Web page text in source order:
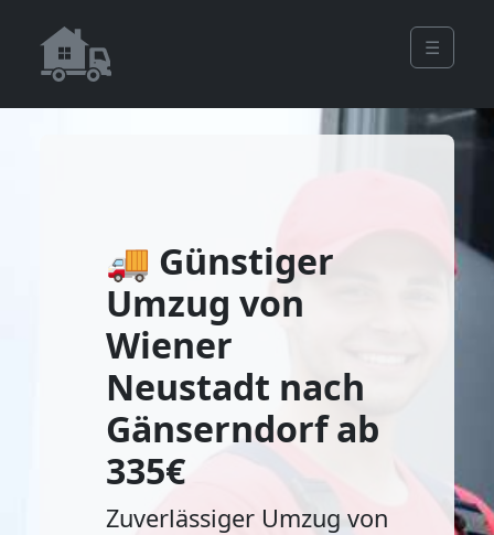
☰
🚚 Günstiger
Umzug von
Wiener
Neustadt nach
Gänserndorf ab
335€
Zuverlässiger Umzug von